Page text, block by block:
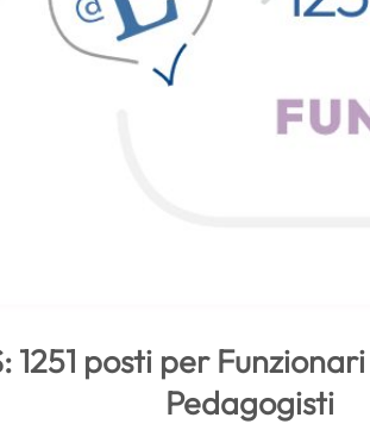
1251 posti per
Pedagogisti